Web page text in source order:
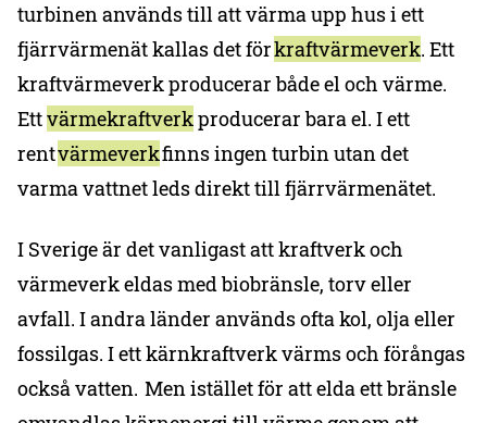
turbinen används till att värma upp hus i ett
fjärrvärmenät kallas det förkraftvärmeverk. Ett
kraftvärmeverk producerar både el och värme.
Ettvärmekraftverkproducerar bara el. I ett
rentvärmeverkfinns ingen turbin utan det
varma vattnet leds direkt till fjärrvärmenätet.
I Sverige är det vanligast att kraftverk och
värmeverk eldas med biobränsle, torv eller
avfall. I andra länder används ofta kol, olja eller
fossilgas. I ett kärnkraftverk värms och förångas
också vatten. Men istället för att elda ett bränsle